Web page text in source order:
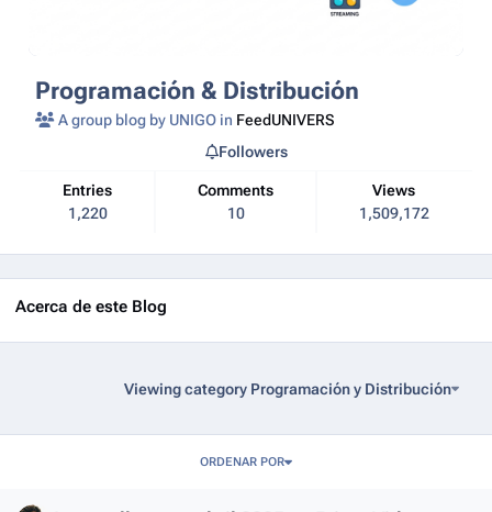
Programación & Distribución
A group blog by UNIGO in FeedUNIVERS
Entries
1,220
Comments
10
Views
1,509,172
Followers
Acerca de este Blog
Viewing category Programación y Distribución
ORDENAR POR